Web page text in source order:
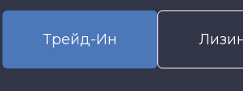
Трейд-Ин